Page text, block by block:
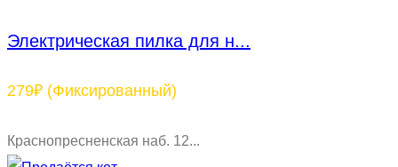
Электрическая пилка для н...
279₽ (Фиксированный)
Краснопресненская наб. 12...